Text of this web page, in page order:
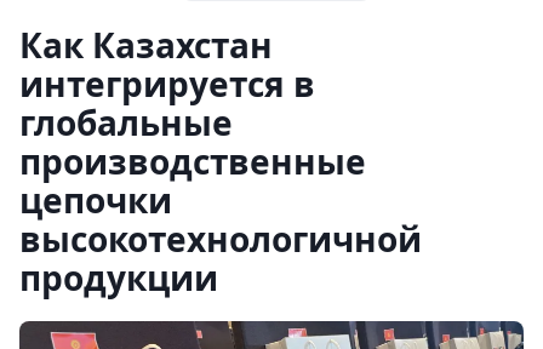
Как Казахстан
интегрируется в
глобальные
производственные
цепочки
высокотехнологичной
продукции